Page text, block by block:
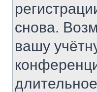
снова.
вашу